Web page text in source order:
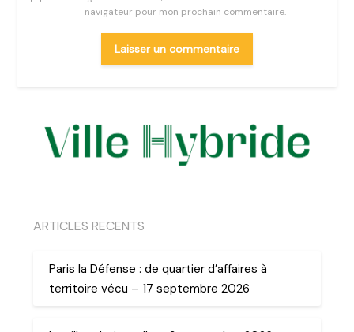
navigateur pour mon prochain commentaire.
ARTICLES RECENTS
Paris la Défense : de quartier d’affaires à
territoire vécu – 17 septembre 2026